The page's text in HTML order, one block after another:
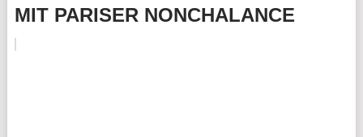
MIT PARISER NONCHALANCE